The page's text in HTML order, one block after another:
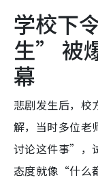
学校下
生” 被
幕
悲剧发生后，校
解，当时多位
讨论这件事”，
态度就像“什么